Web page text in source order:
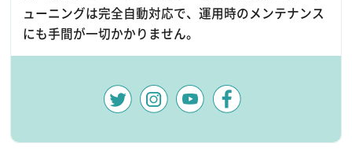
ューニングは完全自動対応で、運用時のメンテナンス
にも手間が一切かかりません。